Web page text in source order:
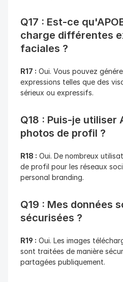
Q17 : Est-ce
charge différentes
faciales ?
R17 : Oui. Vous pouvez
expressions telles que des
sérieux ou expressifs.
Q18 : Puis-je utiliser
photos de profil ?
R18 : Oui. De nombreux
de profil pour les réseaux
personal branding.
Q19 : Mes données
sécurisées ?
R19 : Oui. Les images
sont traitées de manière
partagées publiquement.